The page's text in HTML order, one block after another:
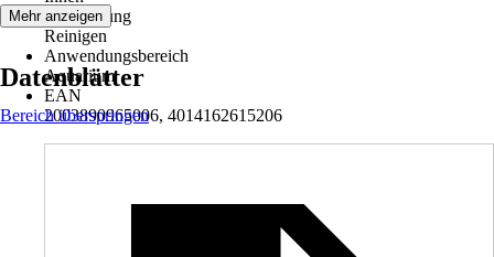
Anwendung
Reinigen
Anwendungsbereich
Aquarium
EAN
2003890965006, 4014162615206
Mehr anzeigen
Datenblätter
Bereich überspringen